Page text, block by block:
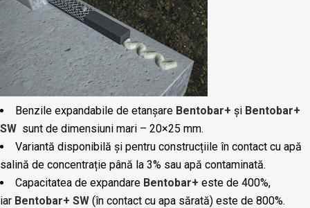
Benzile expandabile de etanșare Bentobar+ și Bentobar+
SW sunt de dimensiuni mari – 20×25 mm.
Variantă disponibilă și pentru construcțiile în contact cu apă
salină de concentrație până la 3% sau apă contaminată.
Capacitatea de expandare Bentobar+ este de 400%,
iar Bentobar+ SW (în contact cu apa sărată) este de 800%.